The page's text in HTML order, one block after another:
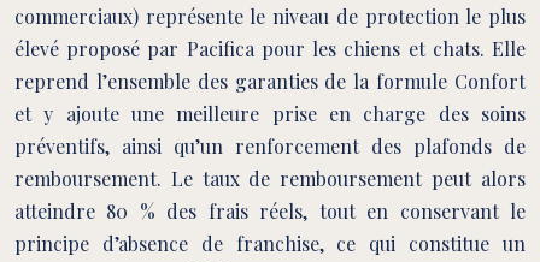
commerciaux) représente le niveau de protection le plus
élevé proposé par Pacifica pour les chiens et chats. Elle
reprend l’ensemble des garanties de la formule Confort
et y ajoute une meilleure prise en charge des soins
préventifs, ainsi qu’un renforcement des plafonds de
remboursement. Le taux de remboursement peut alors
atteindre 80 % des frais réels, tout en conservant le
principe d’absence de franchise, ce qui constitue un